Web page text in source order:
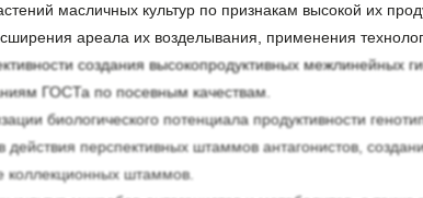
масличных культур по признакам высокой их
ареала их возделывания, применения
создания высокопродуктивных межлинейных
ГОСТа по посевным качествам.
биологического потенциала продуктивности
перспективных штаммов антагонистов,
коллекционных штаммов.